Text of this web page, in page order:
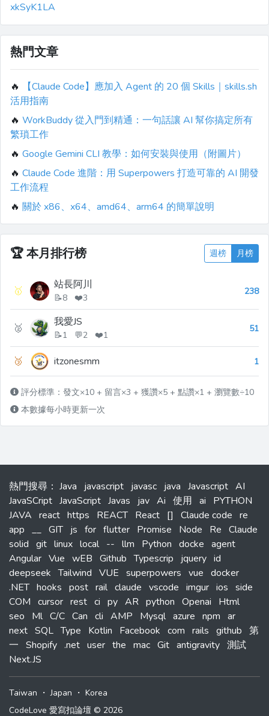
xkSyK1LA
熱門文章
🔥
【Claude Code】應加入 Agent 的 20 個 Skills｜skills.sh
活用指南
🔥 WorkBuddy 從入門到精通：一句話讓 AI 幫你搞定所有
繁瑣工作
🔥 Google Gemini CLI 教學：如何安裝與使用（附圖片）
🔥 Claude Code 進階：用 Superpowers 打造可靠的 AI 開發
工作流程
🔥 關於 x86、x64、amd64、arm64 的簡單說明
🏆本月排行榜 週榜 月榜
🥇 站長阿川
📝8 ❤️3
238
🥈 我愛JS
📝1 💬2 ❤️1
51
🥉 itzonesmm 1
評分標準：發文×10 + 留言×3 + 獲讚×5 + 點讚×1 + 瀏覽數÷10
本數據每小時更新一次
熱門搜尋 ： Java javascript javasc java Javascript AI
JavaSCript JavaScript Javas jav Ai 使用 ai
PYTHON
JAVA react https REACT React [] Claude code re
app __ GIT js for flutter Promise Node Re Claude
solid git linux local -- llm Python docke agent
Angular Vue wEB Github Typescrip jquery id
deepseek Tailwind VUE superpowers vue docker
.NET hooks post rail claude vscode imgur ios side
COM cursor rest ci py AR python Openai
Html
seo
Ml C/C Can cli AMP Mysql azure npm ar
next SQL Type Kotlin Facebook com rails github 第
一 Shopify .net user the mac Git antigravity 測試
Next.JS
Taiwan ・Japan ・ Korea
CodeLove 愛寫扣論壇 © 2026